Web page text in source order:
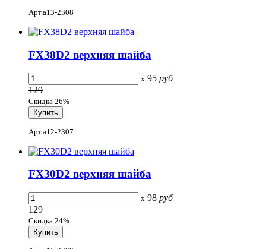
Арт.a13-2308
FX38D2 верхняя шайба
x 95 руб
129
Скидка 26%
Арт.a12-2307
FX30D2 верхняя шайба
x 98 руб
129
Скидка 24%